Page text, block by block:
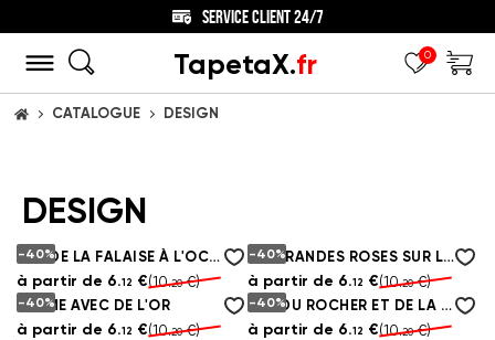
SERVICE CLIENT 24/7
TapetaX.fr 0
ACCUEILCATALOGUE DESIGN
DESIGN
-40% VUE DE LA FALAISE À L'OCÉAN
à partir de 6.12 €(10.20€)
-40% DE GRANDES ROSES SUR LE MUR
à partir de 6.12 €(10.20€)
-40%
FEMME AVEC DE L'OR
à partir de 6.12 €(10.20€)
-40% VUE DU ROCHER ET DE LA MER
à partir de 6.12 €(10.20€)